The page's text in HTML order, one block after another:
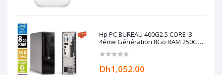
Hp PC BUREAU 400G2.5 CORE i3
4éme Génération 8Go RAM 250Go
Dh1,052.00